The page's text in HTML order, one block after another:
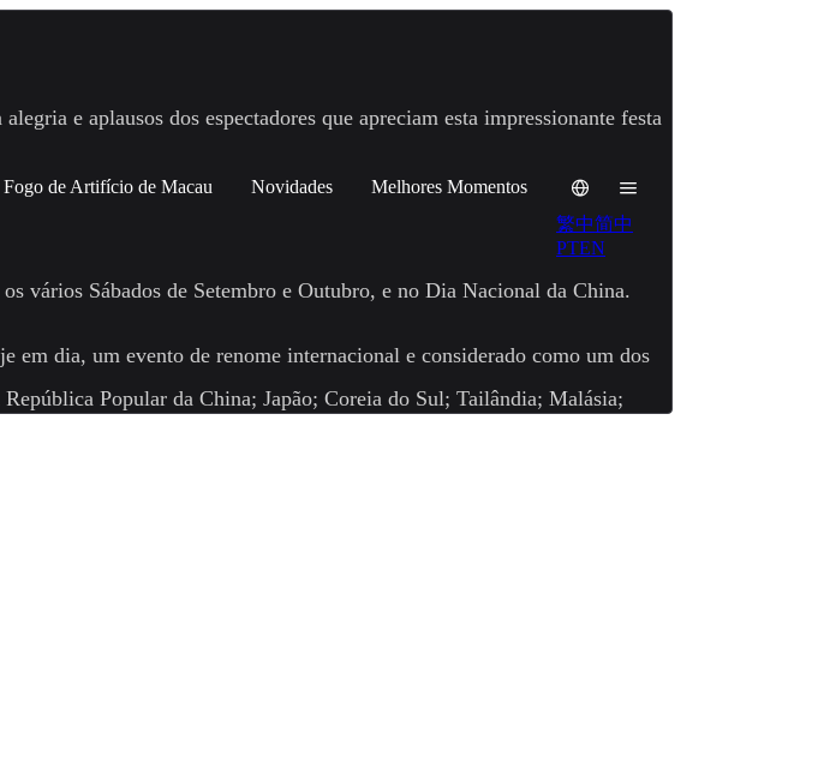
de Artifício de Macau Novidades Melhores Momentos
繁中简中
PTEN
e aplausos dos espectadores que apreciam esta impressionante festa
vários Sábados de Setembro e Outubro, e no Dia Nacional da China.
dia, um evento de renome internacional e considerado como um dos
Popular da China; Japão; Coreia do Sul; Tailândia; Malásia;